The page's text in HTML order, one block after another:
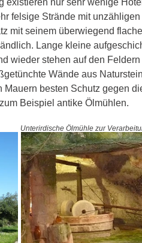
nur sehr wenige
felsige Strände mit
mit seinem überwiegend
Lange kleine
wieder stehen auf den
Wände aus
besten Schutz gegen
Beispiel antike Ölmühlen.
Unterirdische Ölmühle zur